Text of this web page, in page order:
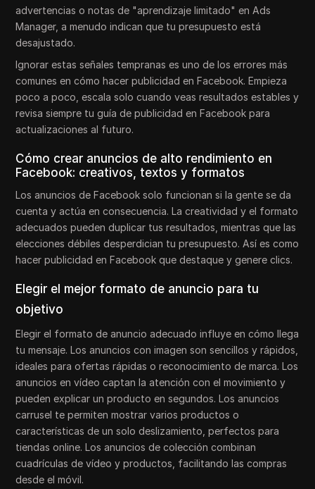
advertencias o notas de "aprendizaje limitado" en Ads
Manager, a menudo indican que tu presupuesto está
desajustado.
Ignorar estas señales tempranas es uno de los errores más
comunes en cómo hacer publicidad en Facebook. Empieza
poco a poco, escala solo cuando veas resultados estables y
revisa siempre tu guía de publicidad en Facebook para
actualizaciones al futuro.
Cómo crear anuncios de alto rendimiento en
Facebook: creativos, textos y formatos
Los anuncios de Facebook solo funcionan si la gente se da
cuenta y actúa en consecuencia. La creatividad y el formato
adecuados pueden duplicar tus resultados, mientras que las
elecciones débiles desperdician tu presupuesto. Así es como
hacer publicidad en Facebook que destaque y genere clics.
Elegir el mejor formato de anuncio para tu
objetivo
Elegir el formato de anuncio adecuado influye en cómo llega
tu mensaje. Los anuncios con imagen son sencillos y rápidos,
ideales para ofertas rápidas o reconocimiento de marca. Los
anuncios en vídeo captan la atención con el movimiento y
pueden explicar un producto en segundos. Los anuncios
carrusel te permiten mostrar varios productos o
características de un solo deslizamiento, perfectos para
tiendas online. Los anuncios de colección combinan
cuadrículas de vídeo y productos, facilitando las compras
desde el móvil.